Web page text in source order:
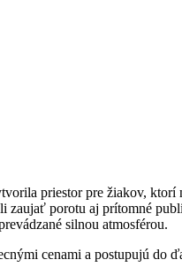
priestor pre žiakov,
porotu aj prítomné
silnou atmosférou.
cenami a postupujú do